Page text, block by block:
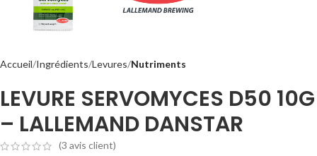
Accueil Ingrédients Levures Nutriments
LEVURE SERVOMYCES D50 10G
– LALLEMAND DANSTAR
(3 avis client)